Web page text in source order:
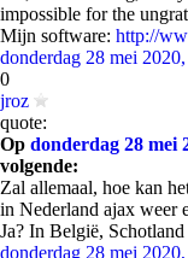
impossible for the
Mijn software: http://
donderdag 28 mei
0
jroz
quote:
Op donderdag 28 mei
volgende:
Zal allemaal, hoe kan
in Nederland ajax weer
Ja? In België,
donderdag 28 mei